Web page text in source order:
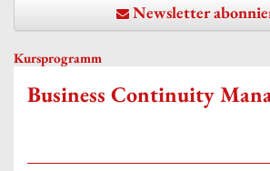
Kursprogramm
Newsletter
Business Continuity